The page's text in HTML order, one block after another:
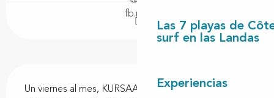
Las 7 playas de
surf en las Landas
Experiencias
fb.me
Un viernes al mes, KURSAAL invita a todos aquellos